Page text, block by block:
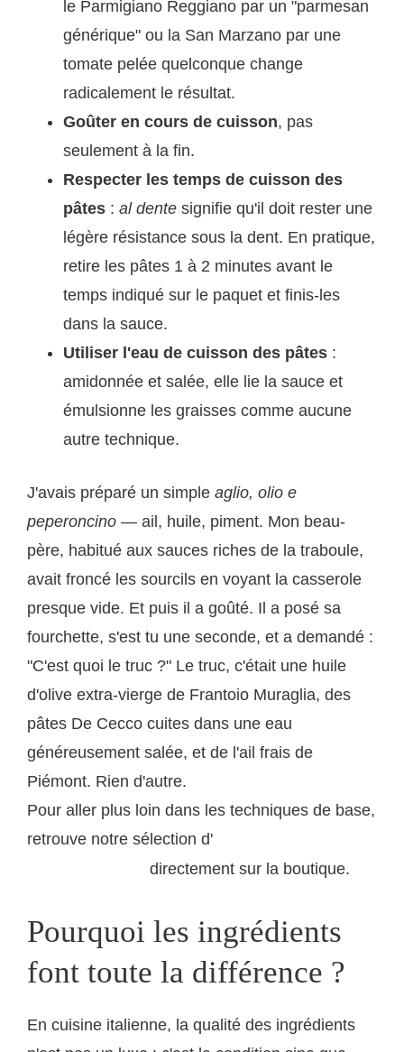
le Parmigiano Reggiano par un "parmesan
générique" ou la San Marzano par une
tomate pelée quelconque change
radicalement le résultat.
Goûter en cours de cuisson, pas
seulement à la fin.
Respecter les temps de cuisson des
pâtes : al dente signifie qu'il doit rester une
légère résistance sous la dent. En pratique,
retire les pâtes 1 à 2 minutes avant le
temps indiqué sur le paquet et finis-les
dans la sauce.
Utiliser l'eau de cuisson des pâtes :
amidonnée et salée, elle lie la sauce et
émulsionne les graisses comme aucune
autre technique.
J'avais préparé un simple aglio, olio e
peperoncino — ail, huile, piment. Mon beau-
père, habitué aux sauces riches de la traboule,
avait froncé les sourcils en voyant la casserole
presque vide. Et puis il a goûté. Il a posé sa
fourchette, s'est tu une seconde, et a demandé :
"C'est quoi le truc ?" Le truc, c'était une huile
d'olive extra-vierge de Frantoio Muraglia, des
pâtes De Cecco cuites dans une eau
généreusement salée, et de l'ail frais de
Piémont. Rien d'autre.
Pour aller plus loin dans les techniques de base,
retrouve notre sélection d'
directement sur la boutique.
Pourquoi les ingrédients
font toute la différence ?
En cuisine italienne, la qualité des ingrédients